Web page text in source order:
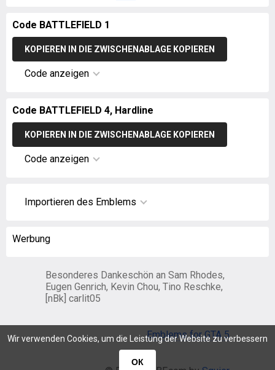
Wir verwenden Cookies, um die Leistung der Website zu verbessern
ОК
Code BATTLEFIELD 1
KOPIEREN IN DIE ZWISCHENABLAGE KOPIEREN
Code anzeigen
Code BATTLEFIELD 4, Hardline
KOPIEREN IN DIE ZWISCHENABLAGE KOPIEREN
Code anzeigen
Importieren des Emblems
Werbung
Besonderes Dankeschön an Sam Rhodes,
Eugen Genrich, Kevin Chou, Tino Reschke,
[nBk] carlit05
Emblems for GTA 5